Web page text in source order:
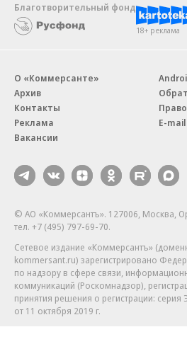
Благотворительный фонд
18+ реклама
О «Коммерсанте»
Архив
Контакты
Реклама
Вакансии
E-
© АО «Коммерсантъ». 127006, Москва,
тел. +7 (495) 797-69-70.
Сетевое издание «Коммерсантъ»
kommersant.ru) зарегистрировано
по надзору в сфере связи,
коммуникаций (Роскомнадзор),
принятия решения о регистрации: серия
от 11 октября 2019 г.